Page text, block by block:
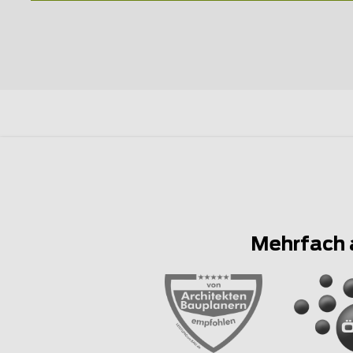
Mehrfach